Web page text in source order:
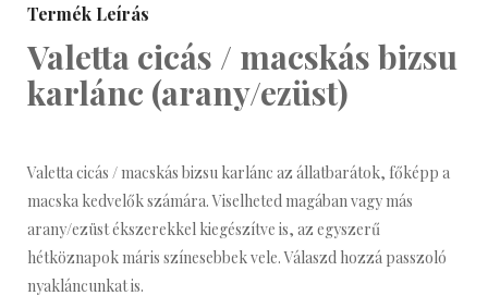
Termék Leírás
Valetta cicás / macskás bizsu
karlánc (arany/ezüst)
Valetta cicás / macskás bizsu karlánc az állatbarátok, főképp a
macska kedvelők számára. Viselheted magában vagy más
arany/ezüst ékszerekkel kiegészítve is, az egyszerű
hétköznapok máris színesebbek vele. Válaszd hozzá passzoló
nyakláncunkat is.